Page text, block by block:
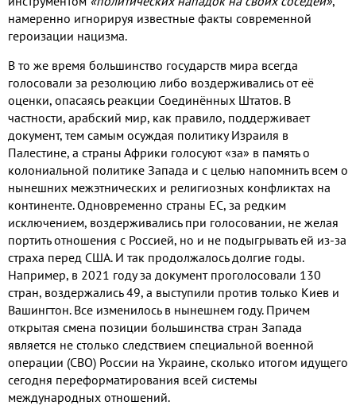
намеренно игнорируя известные факты современной
героизации нацизма.
В то же время большинство государств мира всегда
голосовали за резолюцию либо воздерживались от её
оценки, опасаясь реакции Соединённых Штатов. В
частности, арабский мир, как правило, поддерживает
документ, тем самым осуждая политику Израиля в
Палестине, а страны Африки голосуют «за» в память о
колониальной политике Запада и с целью напомнить всем о
нынешних межэтнических и религиозных конфликтах на
континенте. Одновременно страны ЕС, за редким
исключением, воздерживались при голосовании, не желая
портить отношения с Россией, но и не подыгрывать ей из-за
страха перед США. И так продолжалось долгие годы.
Например, в 2021 году за документ проголосовали 130
стран, воздержались 49, а выступили против только Киев и
Вашингтон. Все изменилось в нынешнем году. Причем
открытая смена позиции большинства стран Запада
является не столько следствием специальной военной
операции (СВО) России на Украине, сколько итогом идущего
сегодня переформатирования всей системы
международных отношений.